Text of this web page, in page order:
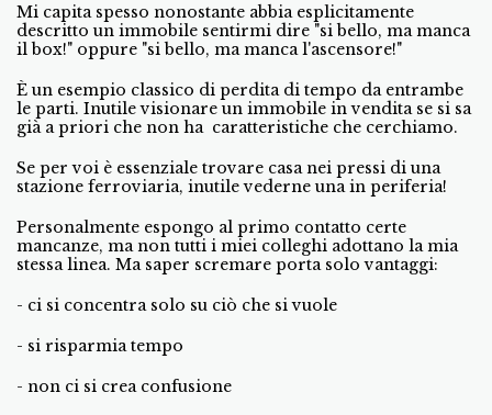
Mi capita spesso nonostante abbia esplicitamente
descritto un immobile sentirmi dire "si bello, ma manca
il box!" oppure "si bello, ma manca l'ascensore!"
È un esempio classico di perdita di tempo da entrambe
le parti. Inutile visionare un immobile in vendita se si sa
già a priori che non ha caratteristiche che cerchiamo.
Se per voi è essenziale trovare casa nei pressi di una
stazione ferroviaria, inutile vederne una in periferia!
Personalmente espongo al primo contatto certe
mancanze, ma non tutti i miei colleghi adottano la mia
stessa linea. Ma saper scremare porta solo vantaggi:
- ci si concentra solo su ciò che si vuole
- si risparmia tempo
- non ci si crea confusione